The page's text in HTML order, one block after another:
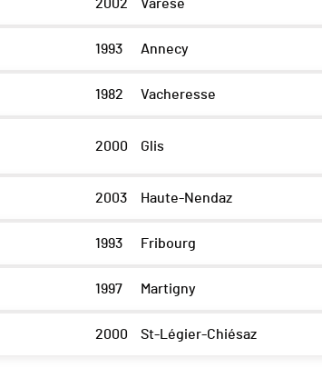
2002 Varese
1993 Annecy
1982 Vacheresse
2000 Glis
2003 Haute-Nendaz
1993 Fribourg
1997 Martigny
2000 St-Légier-Chiésaz